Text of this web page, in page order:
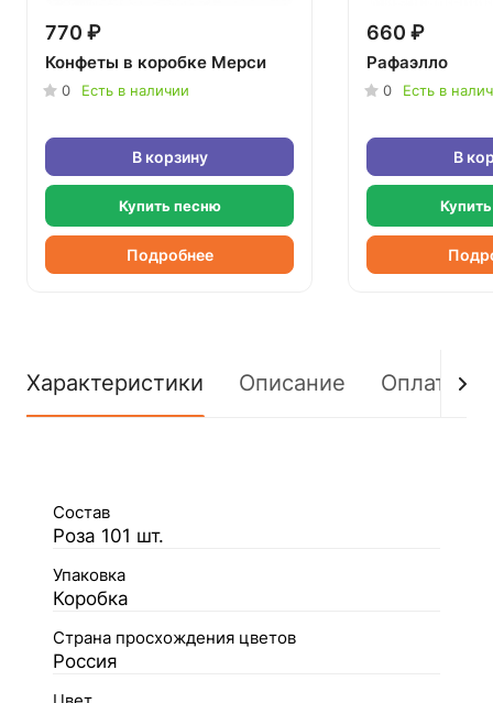
770 ₽
Конфеты в коробке Мерси
0 Есть в наличии
В корзину
Купить песню
Подробнее
660 ₽
Рафаэлло
0 Есть в
В
Характеристики Описание Оплата
Состав
Роза 101 шт.
Упаковка
Коробка
Страна просхождения цветов
Россия